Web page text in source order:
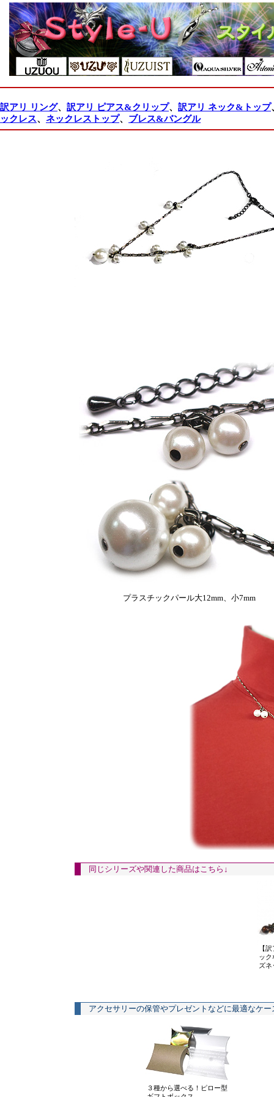
訳アリ リング、 訳アリ ピアス&クリップ、 訳アリ ネック&トップ
ックレス、 ネックレストップ、 ブレス&バングル
プラスチックパール大12mm、小7mm
同じシリーズや関連した商品はこちら↓
【
ッ
ズネ
アクセサリーの保管やプレゼントなどに最適なケ
３種から選べる！ピロー型